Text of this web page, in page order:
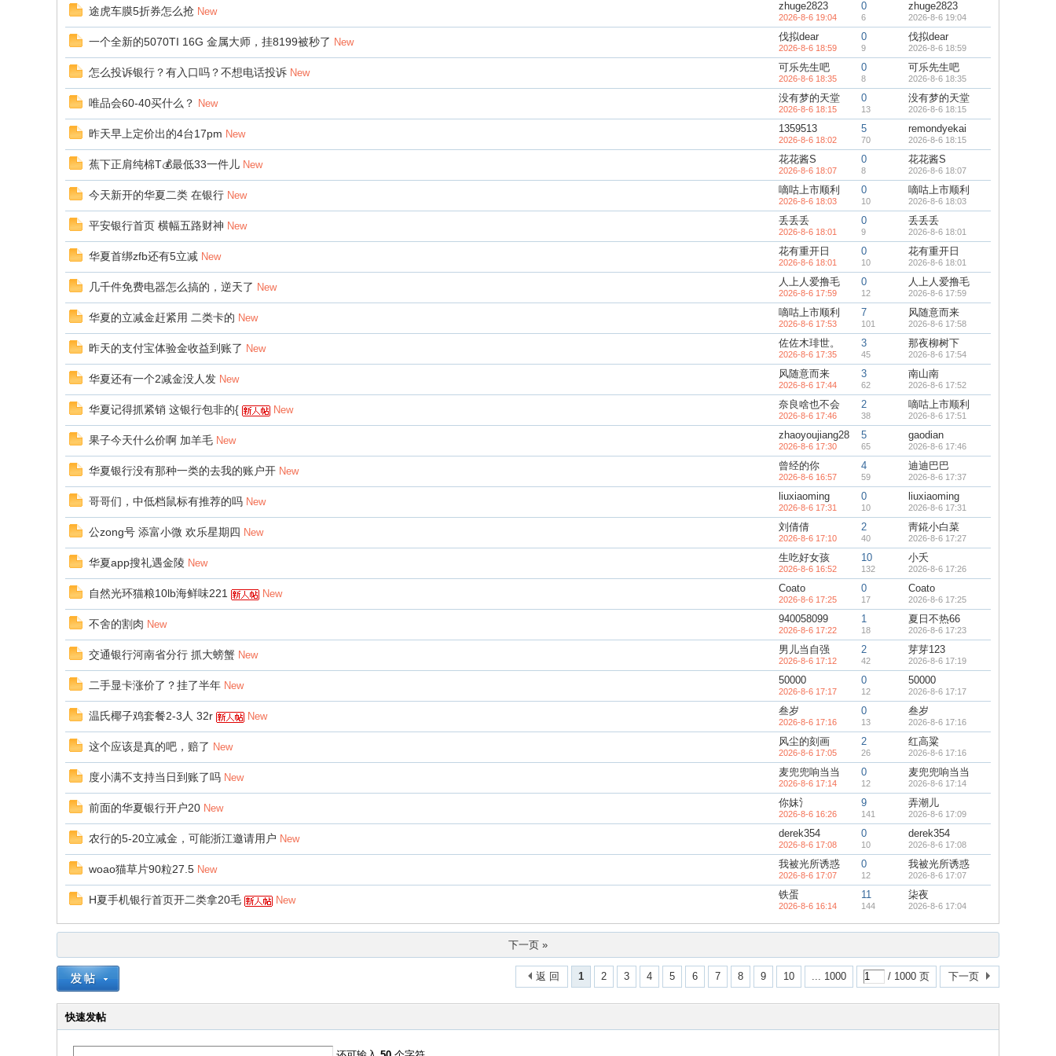
途虎车膜5折券怎么抢 New zhuge2823
2026-8-6 19:04
0
6
zhuge2823
2026-8-6 19:04
一个全新的5070TI 16G 金属大师，挂8199被秒了 New 伐拟dear
2026-8-6 18:59
0
9
伐拟dear
2026-8-6 18:59
怎么投诉银行？有入口吗？不想电话投诉 New 可乐先生吧
2026-8-6 18:35
0
8
可乐先生吧
2026-8-6 18:35
唯品会60-40买什么？ New 没有梦的天堂
2026-8-6 18:15
0
13
没有梦的天堂
2026-8-6 18:15
昨天早上定价出的4台17pm New 1359513
2026-8-6 18:02
5
70
remondyekai
2026-8-6 18:15
蕉下正肩纯棉T💰最低33一件儿 New 花花酱S
2026-8-6 18:07
0
8
花花酱S
2026-8-6 18:07
今天新开的华夏二类 在银行 New 嘀咕上市顺利
2026-8-6 18:03
0
10
嘀咕上市顺利
2026-8-6 18:03
平安银行首页 横幅五路财神 New 丢丢丢
2026-8-6 18:01
0
9
丢丢丢
2026-8-6 18:01
华夏首绑zfb还有5立减 New 花有重开日
2026-8-6 18:01
0
10
花有重开日
2026-8-6 18:01
几千件免费电器怎么搞的，逆天了 New 人上人爱撸毛
2026-8-6 17:59
0
12
人上人爱撸毛
2026-8-6 17:59
华夏的立减金赶紧用 二类卡的 New 嘀咕上市顺利
2026-8-6 17:53
7
101
风随意而来
2026-8-6 17:58
昨天的支付宝体验金收益到账了 New 佐佐木琲世。
2026-8-6 17:35
3
45
那夜柳树下
2026-8-6 17:54
华夏还有一个2减金没人发 New 风随意而来
2026-8-6 17:44
3
62
南山南
2026-8-6 17:52
华夏记得抓紧销 这银行包非的{ New 奈良啥也不会
2026-8-6 17:46
2
38
嘀咕上市顺利
2026-8-6 17:51
果子今天什么价啊 加羊毛 New zhaoyoujiang28
2026-8-6 17:30
5
65
gaodian
2026-8-6 17:46
华夏银行没有那种一类的去我的账户开 New 曾经的你
2026-8-6 16:57
4
59
迪迪巴巴
2026-8-6 17:37
哥哥们，中低档鼠标有推荐的吗 New liuxiaoming
2026-8-6 17:31
0
10
liuxiaoming
2026-8-6 17:31
公zong号 添富小微 欢乐星期四 New 刘倩倩
2026-8-6 17:10
2
40
靑錵小白菜
2026-8-6 17:27
华夏app搜礼遇金陵 New 生吃好女孩
2026-8-6 16:52
10
132
小夭
2026-8-6 17:26
自然光环猫粮10lb海鲜味221 New Coato
2026-8-6 17:25
0
17
Coato
2026-8-6 17:25
不舍的割肉 New 940058099
2026-8-6 17:22
1
18
夏日不热66
2026-8-6 17:23
交通银行河南省分行 抓大螃蟹 New 男儿当自强
2026-8-6 17:12
2
42
芽芽123
2026-8-6 17:19
二手显卡涨价了？挂了半年 New 50000
2026-8-6 17:17
0
12
50000
2026-8-6 17:17
温氏椰子鸡套餐2-3人 32r New 叁岁
2026-8-6 17:16
0
13
叁岁
2026-8-6 17:16
这个应该是真的吧，赔了 New 风尘的刻画
2026-8-6 17:05
2
26
红高粱
2026-8-6 17:16
度小满不支持当日到账了吗 New 麦兜兜响当当
2026-8-6 17:14
0
12
麦兜兜响当当
2026-8-6 17:14
前面的华夏银行开户20 New 你妹氵
2026-8-6 16:26
9
141
弄潮儿
2026-8-6 17:09
农行的5-20立减金，可能浙江邀请用户 New derek354
2026-8-6 17:08
0
10
derek354
2026-8-6 17:08
woao猫草片90粒27.5 New 我被光所诱惑
2026-8-6 17:07
0
12
我被光所诱惑
2026-8-6 17:07
H夏手机银行首页开二类拿20毛 New 铁蛋
2026-8-6 16:14
11
144
柒夜
2026-8-6 17:04
下一页 »
1 2 3 4 5 6 7 8 9 10 ... 1000 / 1000 页 下一页
返 回
快速发帖